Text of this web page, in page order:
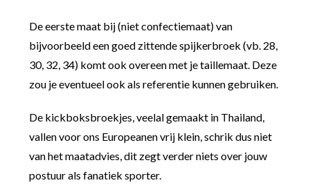
De eerste maat bij (niet confectiemaat) van
bijvoorbeeld een goed zittende spijkerbroek (vb. 28,
30, 32, 34) komt ook overeen met je taillemaat. Deze
zou je eventueel ook als referentie kunnen gebruiken.
De kickboksbroekjes, veelal gemaakt in Thailand,
vallen voor ons Europeanen vrij klein, schrik dus niet
van het maatadvies, dit zegt verder niets over jouw
postuur als fanatiek sporter.